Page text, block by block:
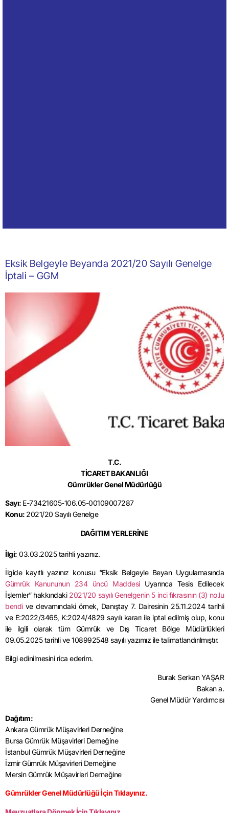
Eksik Belgeyle Beyanda 2021/20 Sayılı Genelge
İptali – GGM
T.C.
TİCARET BAKANLIĞI
Gümrükler Genel Müdürlüğü
Sayı: E-73421605-106.05-00109007287
Konu: 2021/20 Sayılı Genelge
DAĞITIM YERLERİNE
İlgi: 03.03.2025 tarihli yazınız.
İlgide kayıtlı yazınız konusu “Eksik Belgeyle Beyan Uygulamasında
Gümrük Kanununun 234 üncü MaddesiUyarınca Tesis Edilecek
İşlemler” hakkındaki 2021/20 sayılı Genelgenin 5 inci fıkrasının (3) no.lu
bendive devamındaki örnek, Danıştay 7. Dairesinin 25.11.2024 tarihli
ve E:2022/3465, K:2024/4829 sayılı kararı ile iptal edilmiş olup, konu
ile ilgili olarak tüm Gümrük ve Dış Ticaret Bölge Müdürlükleri
09.05.2025 tarihli ve 108992548 sayılı yazımız ile talimatlandırılmıştır.
Bilgi edinilmesini rica ederim.
Burak Serkan YAŞAR
Bakan a.
Genel Müdür Yardımcısı
Dağıtım:
Ankara Gümrük Müşavirleri Derneğine
Bursa Gümrük Müşavirleri Derneğine
İstanbul Gümrük Müşavirleri Derneğine
İzmir Gümrük Müşavirleri Derneğine
Mersin Gümrük Müşavirleri Derneğine
Gümrükler Genel Müdürlüğü İçin Tıklayınız.